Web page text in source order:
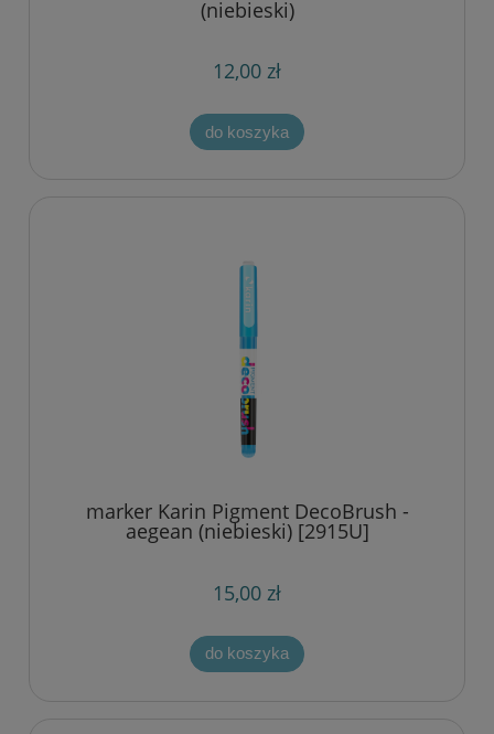
(niebieski)
12,00 zł
do koszyka
marker Karin Pigment DecoBrush -
aegean (niebieski) [2915U]
15,00 zł
do koszyka